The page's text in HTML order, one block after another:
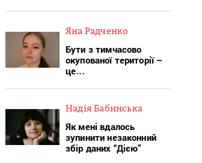
Яна Радченко
Бути з тимчасово
окупованої території –
це…
Надія Бабинська
Як мені вдалось
зупинити незаконний
збір даних “Дією”